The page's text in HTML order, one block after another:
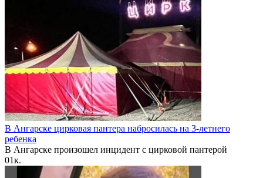
В Ангарске цирковая пантера набросилась на 3-летнего
ребенка
В Ангарске произошел инцидент с цирковой пантерой
01к.